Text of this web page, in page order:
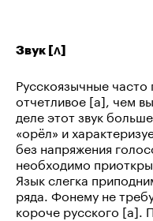
Звук [ʌ]
Русскоязычные часто
отчетливое [а], чем
деле этот звук
«орёл» и
без напряжения
необходимо
Язык слегка
ряда. Фонему не
короче русского [а].